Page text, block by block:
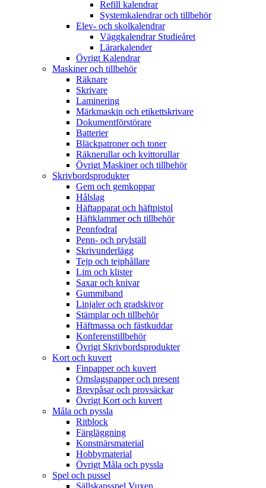
Refill kalendrar
Systemkalendrar och tillbehör
Elev- och skolkalendrar
Väggkalendrar Studieåret
Lärarkalender
Övrigt Kalendrar
Maskiner och tillbehör
Räknare
Skrivare
Laminering
Märkmaskin och etikettskrivare
Dokumentförstörare
Batterier
Bläckpatroner och toner
Räknerullar och kvittorullar
Övrigt Maskiner och tillbehör
Skrivbordsprodukter
Gem och gemkoppar
Hålslag
Häftapparat och häftpistol
Häftklammer och tillbehör
Pennfodral
Penn- och prylställ
Skrivunderlägg
Tejp och tejphållare
Lim och klister
Saxar och knivar
Gummiband
Linjaler och gradskivor
Stämplar och tillbehör
Häftmassa och fästkuddar
Konferenstillbehör
Övrigt Skrivbordsprodukter
Kort och kuvert
Finpapper och kuvert
Omslagspapper och present
Brevpåsar och provsäckar
Övrigt Kort och kuvert
Måla och pyssla
Ritblock
Färgläggning
Konstnärsmaterial
Hobbymaterial
Övrigt Måla och pyssla
Spel och pussel
Sällskapsspel Vuxen